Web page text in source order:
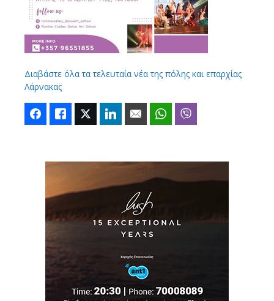
Διαβάστε όλα τα τελευταία νέα της πόλης και επαρχίας
Λάρνακας
FacebookLike Twitter LinkedIn Email WhatsApp